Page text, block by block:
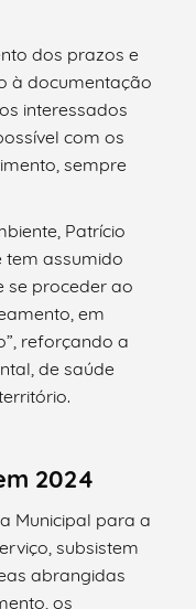
dos prazos e
à documentação
interessados
com os
sempre
Patrício
tem assumido
se proceder ao
em
reforçando a
de saúde
2024
Municipal para a
subsistem
abrangidas
os